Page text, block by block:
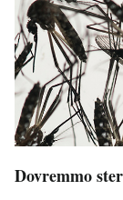
Dovremmo